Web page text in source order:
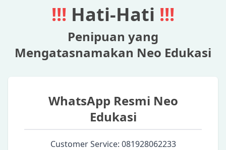
!!! Hati-Hati !!!
Penipuan yang
Mengatasnamakan Neo Edukasi
WhatsApp Resmi Neo
Edukasi
Customer Service: 081928062233